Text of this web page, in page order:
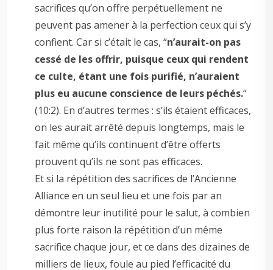
sacrifices qu’on offre perpétuellement ne
peuvent pas amener à la perfection ceux qui s’y
confient. Car si c’était le cas, “n’aurait-on pas
cessé de les offrir, puisque ceux qui rendent
ce culte, étant une fois purifié, n’auraient
plus eu aucune conscience de leurs péchés.“
(10:2). En d’autres termes : s’ils étaient efficaces,
on les aurait arrêté depuis longtemps, mais le
fait même qu’ils continuent d’être offerts
prouvent qu’ils ne sont pas efficaces.
Et si la répétition des sacrifices de l’Ancienne
Alliance en un seul lieu et une fois par an
démontre leur inutilité pour le salut, à combien
plus forte raison la répétition d’un même
sacrifice chaque jour, et ce dans des dizaines de
milliers de lieux, foule au pied l’efficacité du